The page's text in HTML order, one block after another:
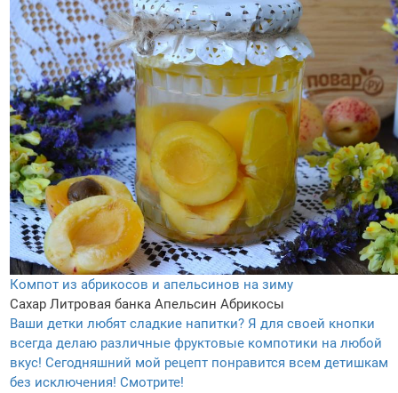
Компот из абрикосов и апельсинов на зиму
Сахар Литровая банка Апельсин Абрикосы
Ваши детки любят сладкие напитки? Я для своей кнопки
всегда делаю различные фруктовые компотики на любой
вкус! Сегодняшний мой рецепт понравится всем детишкам
без исключения! Смотрите!